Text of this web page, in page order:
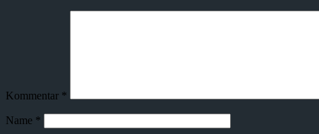
Kommentar *
Name *